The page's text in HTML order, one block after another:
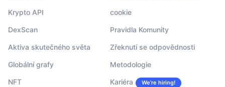
Krypto API
DexScan
Aktiva skutečného světa
Globální grafy
NFT
cookie
Pravidla Komunity
Zřeknutí se odpovědnosti
Metodologie
Kariéra We’re hiring!